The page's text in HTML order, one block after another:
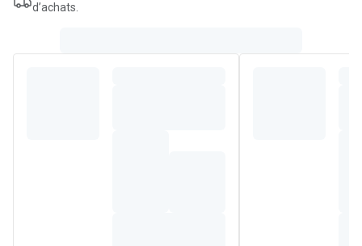
d’achats.